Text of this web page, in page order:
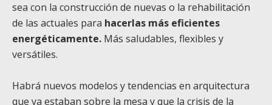
sea con la construcción de nuevas o la rehabilitación
de las actuales para hacerlas más eficientes
energéticamente. Más saludables, flexibles y
versátiles.
Habrá nuevos modelos y tendencias en arquitectura
que ya estaban sobre la mesa y que la crisis de la